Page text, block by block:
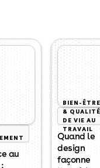
au
BIEN-ÊTRE
& QUALITÉ
DE VIE AU
TRAVAIL
Quand le
design
façonne